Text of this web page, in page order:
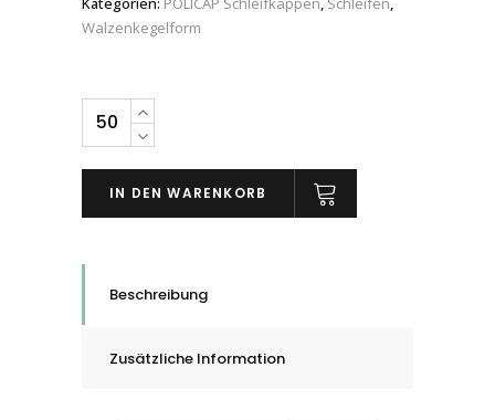
Walzenkegelform
PFERD
POLICAP-
Schleifkappen
IN DEN WARENKORB
Beschreibung
Zusätzliche Information